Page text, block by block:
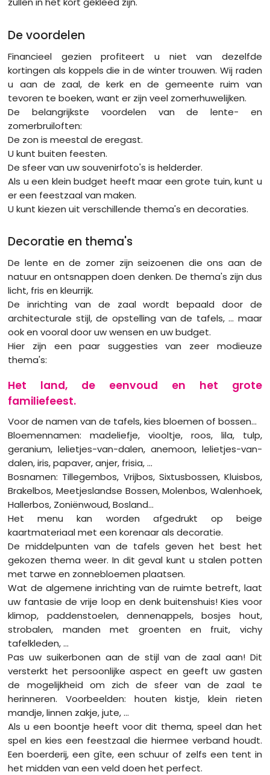
De voordelen
Financieel gezien profiteert u niet van dezelfde
kortingen als koppels die in de winter trouwen. Wij raden
u aan de zaal, de kerk en de gemeente ruim van
tevoren te boeken, want er zijn veel zomerhuwelijken.
De belangrijkste voordelen van de lente- en
zomerbruiloften:
De zon is meestal de eregast.
U kunt buiten feesten.
De sfeer van uw souvenirfoto's is helderder.
Als u een klein budget heeft maar een grote tuin, kunt u
er een feestzaal van maken.
U kunt kiezen uit verschillende thema's en decoraties.
Decoratie en thema's
De lente en de zomer zijn seizoenen die ons aan de
natuur en ontsnappen doen denken. De thema's zijn dus
licht, fris en kleurrijk.
De inrichting van de zaal wordt bepaald door de
architecturale stijl, de opstelling van de tafels, ... maar
ook en vooral door uw wensen en uw budget.
Hier zijn een paar suggesties van zeer modieuze
thema's:
Het land, de eenvoud en het grote
familiefeest.
Voor de namen van de tafels, kies bloemen of bossen...
Bloemennamen: madeliefje, viooltje, roos, lila, tulp,
geranium, lelietjes-van-dalen, anemoon, lelietjes-van-
dalen, iris, papaver, anjer, frisia, ...
Bosnamen: Tillegembos, Vrijbos, Sixtusbossen, Kluisbos,
Brakelbos, Meetjeslandse Bossen, Molenbos, Walenhoek,
Hallerbos, Zoniënwoud, Bosland...
Het menu kan worden afgedrukt op beige
kaartmateriaal met een korenaar als decoratie.
De middelpunten van de tafels geven het best het
gekozen thema weer. In dit geval kunt u stalen potten
met tarwe en zonnebloemen plaatsen.
Wat de algemene inrichting van de ruimte betreft, laat
uw fantasie de vrije loop en denk buitenshuis! Kies voor
klimop, paddenstoelen, dennenappels, bosjes hout,
strobalen, manden met groenten en fruit, vichy
tafelkleden, ...
Pas uw suikerbonen aan de stijl van de zaal aan! Dit
versterkt het persoonlijke aspect en geeft uw gasten
de mogelijkheid om zich de sfeer van de zaal te
herinneren. Voorbeelden: houten kistje, klein rieten
mandje, linnen zakje, jute, ...
Als u een boontje heeft voor dit thema, speel dan het
spel en kies een feestzaal die hiermee verband houdt.
Een boerderij, een gîte, een schuur of zelfs een tent in
het midden van een veld doen het perfect.